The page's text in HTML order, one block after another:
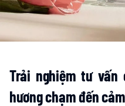
Trải nghiệm tư
hương chạm đến